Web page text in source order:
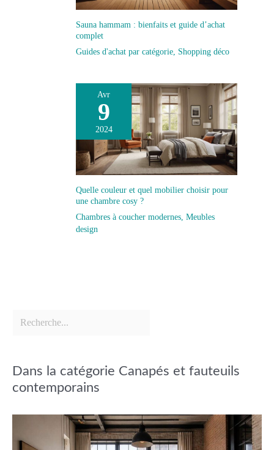
Sauna hammam : bienfaits et guide d’achat
complet
Guides d'achat par catégorie, Shopping déco
Avr
9
2024
Quelle couleur et quel mobilier choisir pour
une chambre cosy ?
Chambres à coucher modernes Meubles
design
Dans la catégorie Canapés et fauteuils
contemporains